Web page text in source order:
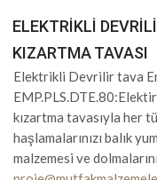
ELEKTRIKLI
KIZARTMA TAVASI
Elektrikli Devrilir tava
kızartma tavasıyla her
haşlamalarınızı balık
malzemesi ve